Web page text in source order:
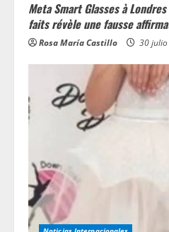
Meta Smart Glasses à
faits révèle une fausse
Rosa María Castillo 30